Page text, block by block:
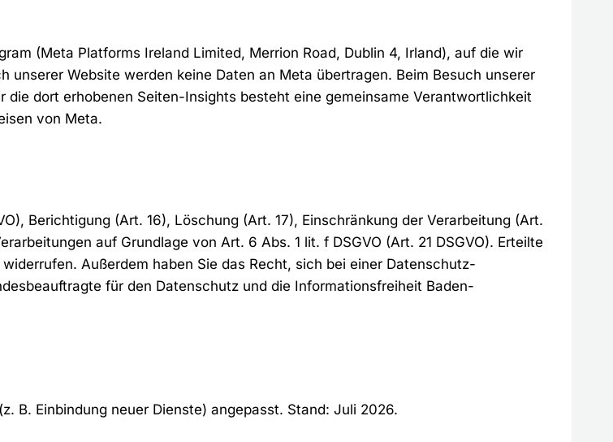
(Meta Platforms Ireland Limited, Merrion Road, Dublin 4, Irland), auf die wir
Website werden keine Daten an Meta übertragen. Beim Besuch unserer
dort erhobenen Seiten-Insights besteht eine gemeinsame Verantwortlichkeit
von Meta.
Berichtigung (Art. 16), Löschung (Art. 17), Einschränkung der Verarbeitung (Art.
auf Grundlage von Art. 6 Abs. 1 lit. f DSGVO (Art. 21 DSGVO). Erteilte
Außerdem haben Sie das Recht, sich bei einer Datenschutz-
für den Datenschutz und die Informationsfreiheit Baden-
B. Einbindung neuer Dienste) angepasst. Stand: Juli 2026.